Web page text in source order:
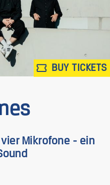
BUY TICKETS
Mikrofone - ein